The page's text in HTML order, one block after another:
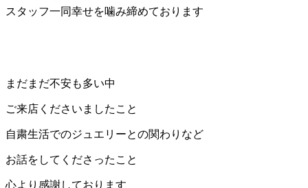
スタッフ一同幸せを噛み締めております
まだまだ不安も多い中
ご来店くださいましたこと
自粛生活でのジュエリーとの関わりなど
お話をしてくださったこと
心より感謝しております